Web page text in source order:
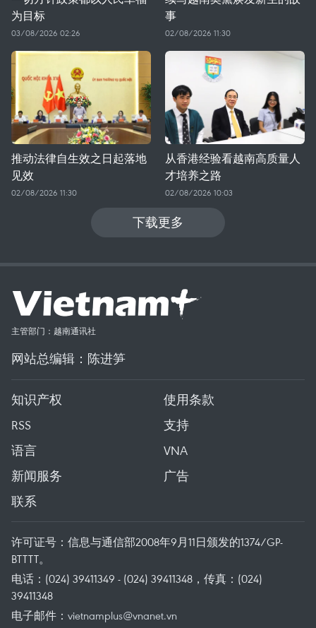
为目标
03/08/2026 02:26
事
02/08/2026 11:30
推动法律自生效之日起落地
见效
02/08/2026 11:30
从香港经验看越南高质量人
才培养之路
02/08/2026 10:03
下载更多
主管部门：越南通讯社
网站总编辑：陈进笋
知识产权
使用条款
RSS
支持
语言
VNA
新闻服务
广告
联系
许可证号：信息与通信部2008年9月11日颁发的1374/GP-
BTTTT。
电话：(024) 39411349 - (024) 39411348，传真：(024)
39411348
电子邮件： vietnamplus@vnanet.vn